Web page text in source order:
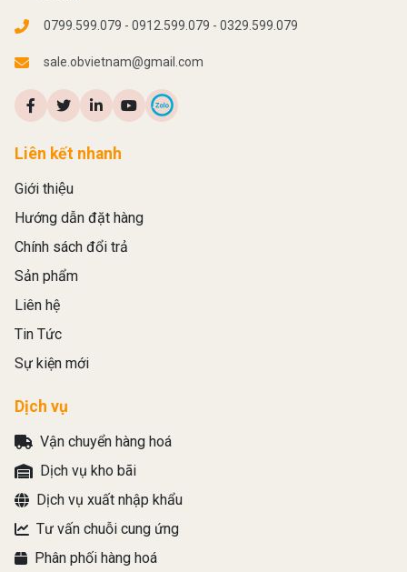
0799.599.079 - 0912.599.079 - 0329.599.079
sale.obvietnam@gmail.com
Liên kết nhanh
Giới thiệu
Hướng dẫn đặt hàng
Chính sách đổi trả
Sản phẩm
Liên hệ
Tin Tức
Sự kiện mới
Dịch vụ
Vận chuyển hàng hoá
Dịch vụ kho bãi
Dịch vụ xuất nhập khẩu
Tư vấn chuỗi cung ứng
Phân phối hàng hoá